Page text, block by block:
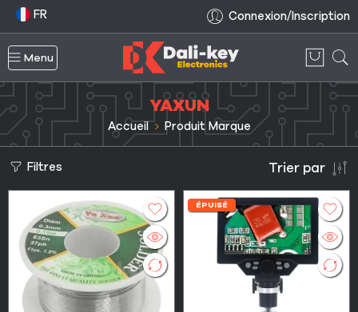
FR Connexion/Inscription
Menu
YAXUN
Accueil Produit Marque
Filtres Trier par
ÉPUISÉ